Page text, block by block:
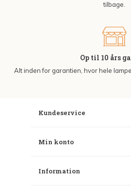
tilbage.
Op til 10 års
Alt inden for garantien, hvor hele
Kundeservice
Min konto
Information